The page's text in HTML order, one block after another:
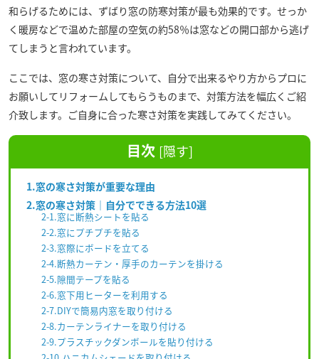
和らげるためには、ずばり窓の防寒対策が最も効果的です。せっか
く暖房などで温めた部屋の空気の約58％は窓などの開口部から逃げ
てしまうと言われています。
ここでは、窓の寒さ対策について、自分で出来るやり方からプロに
お願いしてリフォームしてもらうものまで、対策方法を幅広くご紹
介致します。ご自身に合った寒さ対策を実践してみてください。
目次 [隠す]
1.窓の寒さ対策が重要な理由
2.窓の寒さ対策｜自分でできる方法10選
2-1.窓に断熱シートを貼る
2-2.窓にプチプチを貼る
2-3.窓際にボードを立てる
2-4.断熱カーテン・厚手のカーテンを掛ける
2-5.隙間テープを貼る
2-6.窓下用ヒーターを利用する
2-7.DIYで簡易内窓を取り付ける
2-8.カーテンライナーを取り付ける
2-9.プラスチックダンボールを貼り付ける